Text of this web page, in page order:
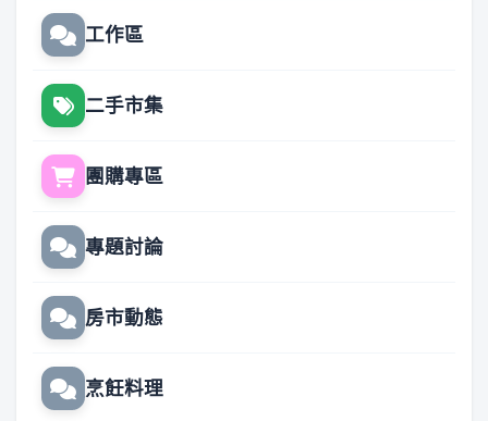
工作區
二手市集
團購專區
專題討論
房市動態
烹飪料理